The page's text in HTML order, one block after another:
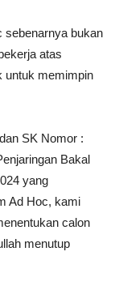
sebenarnya bukan
atas
untuk memimpin
SK Nomor :
Bakal
yang
Ad Hoc, kami
calon
menutup